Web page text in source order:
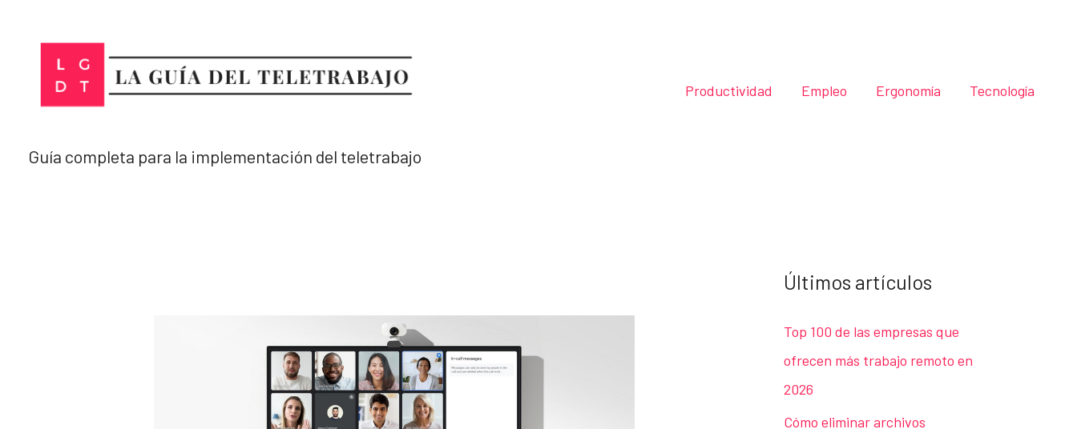
contenido
Guía completa para la implementación del teletrabajo
Productividad Empleo Ergonomía Tecnología
Últimos artículos
Top 100 de las empresas que
ofrecen más trabajo remoto en
2026
Cómo eliminar archivos